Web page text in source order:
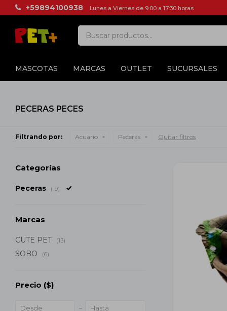
MASCOTAS MARCAS OUTLET SUCURSALES
+59894100938 Lunes a Viernes de 9:00 a 17:30 horas
PECERAS PECES
Filtrando por: Acuario Peceras Quitar filtros
Categorías
Peceras (19)
Marcas
CUTE PET (13)
SOBO (6)
Precio ($)